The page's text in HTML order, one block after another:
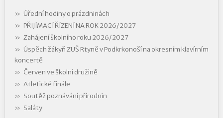
Úřední hodiny o prázdninách
PŘIJÍMACÍ ŘÍZENÍ NA ROK 2026/2027
Zahájení školního roku 2026/2027
Úspěch žákyň ZUŠ Rtyně v Podkrkonoší na okresním klavírním
koncertě
Červen ve školní družině
Atletické finále
Soutěž poznávání přírodnin
Saláty